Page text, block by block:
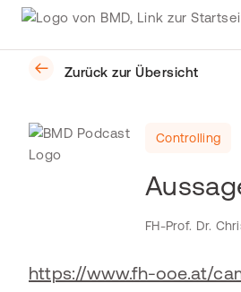
Zurück zur Übersicht
Controlling
FH-Prof. Dr.
https://www.fh-ooe.at/